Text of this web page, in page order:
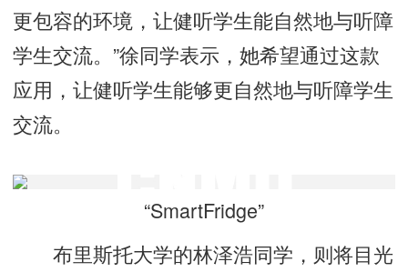
更包容的环境，让健听学生能自然地与听障
学生交流。”徐同学表示，她希望通过这款
应用，让健听学生能够更自然地与听障学生
交流。
“SmartFridge”
布里斯托大学的林泽浩同学，则将目光